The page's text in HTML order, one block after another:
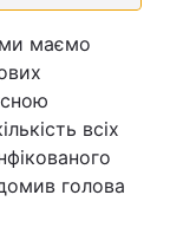
ми маємо
всіх
голова